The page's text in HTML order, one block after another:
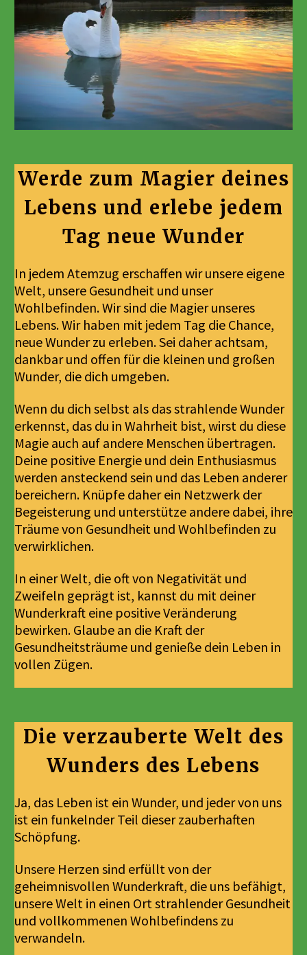
Werde zum Magier deines
Lebens und erlebe jedem
Tag neue Wunder
In jedem Atemzug erschaffen wir unsere eigene
Welt, unsere Gesundheit und unser
Wohlbefinden. Wir sind die Magier unseres
Lebens. Wir haben mit jedem Tag die Chance,
neue Wunder zu erleben. Sei daher achtsam,
dankbar und offen für die kleinen und großen
Wunder, die dich umgeben.
Wenn du dich selbst als das strahlende Wunder
erkennst, das du in Wahrheit bist, wirst du diese
Magie auch auf andere Menschen übertragen.
Deine positive Energie und dein Enthusiasmus
werden ansteckend sein und das Leben anderer
bereichern. Knüpfe daher ein Netzwerk der
Begeisterung und unterstütze andere dabei, ihre
Träume von Gesundheit und Wohlbefinden zu
verwirklichen.
In einer Welt, die oft von Negativität und
Zweifeln geprägt ist, kannst du mit deiner
Wunderkraft eine positive Veränderung
bewirken. Glaube an die Kraft der
Gesundheitsträume und genieße dein Leben in
vollen Zügen.
Die verzauberte Welt des
Wunders des Lebens
Ja, das Leben ist ein Wunder, und jeder von uns
ist ein funkelnder Teil dieser zauberhaften
Schöpfung.
Unsere Herzen sind erfüllt von der
geheimnisvollen Wunderkraft, die uns befähigt,
unsere Welt in einen Ort strahlender Gesundheit
und vollkommenen Wohlbefindens zu
verwandeln.